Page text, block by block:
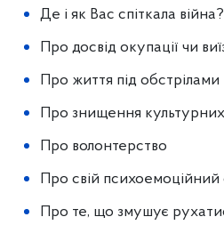
Де і як Вас спіткала війна?
Про досвід окупації чи
Про життя під обстрілами
Про знищення
Про волонтерство
Про свій психоемоційний
Про те, що змушує